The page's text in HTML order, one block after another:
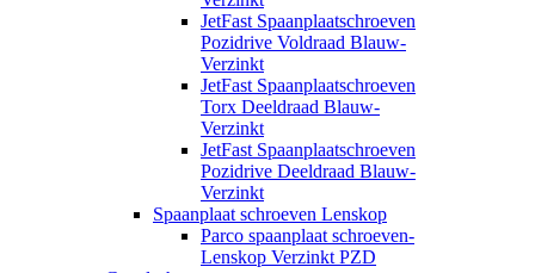
JetFast Spaanplaatschroeven
Pozidrive Voldraad Blauw-
Verzinkt
JetFast Spaanplaatschroeven
Torx Deeldraad Blauw-
Verzinkt
JetFast Spaanplaatschroeven
Pozidrive Deeldraad Blauw-
Verzinkt
Spaanplaat schroeven Lenskop
Parco spaanplaat schroeven-
Lenskop Verzinkt PZD